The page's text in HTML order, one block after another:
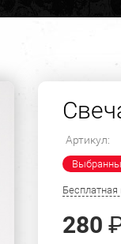
Артикул:
280